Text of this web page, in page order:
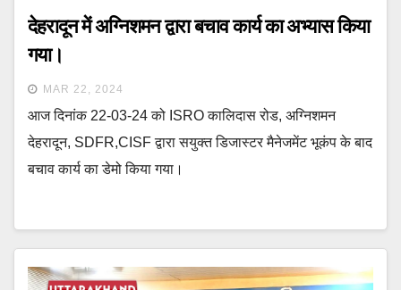
देहरादून में अग्निशमन द्वारा बचाव कार्य का अभ्यास किया
गया।
MAR 22, 2024
आज दिनांक 22-03-24 को ISRO कालिदास रोड, अग्निशमन
देहरादून, SDFR,CISF द्वारा सयुक्त डिजास्टर मैनेजमेंट भूकंप के बाद
बचाव कार्य का डेमो किया गया।